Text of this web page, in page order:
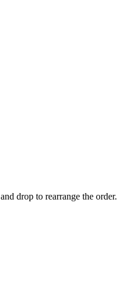
drop to rearrange the order.